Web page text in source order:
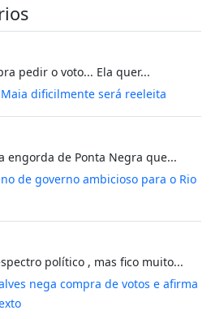
pedir o voto... Ela quer...
dificilmente será reeleita
engorda de Ponta Negra que...
de governo ambicioso para o Rio
político , mas fico muito...
nega compra de votos e afirma